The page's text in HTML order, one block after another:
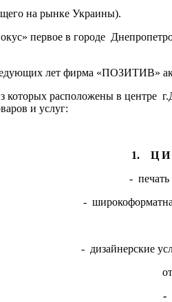
на рынке Украины).
первое в городе
лет фирма «ПОЗИТИВ»
которых расположены в
и услуг:
1.
Ц И
-
-
- дизайнерские
-